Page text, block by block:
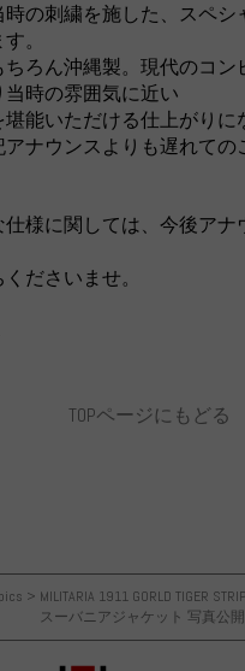
> MILITARIA 1911 GORLD TIGER
スーバニアジャケット 写真公開
の刺繍を施した、スペシ
。
ろん沖縄製。現代のコン
当時の雰囲気に近い
堪能いただける仕上がりに
ナウンスよりも遅れての
様に関しては、今後アナ
ださいませ。
TOPページにもどる